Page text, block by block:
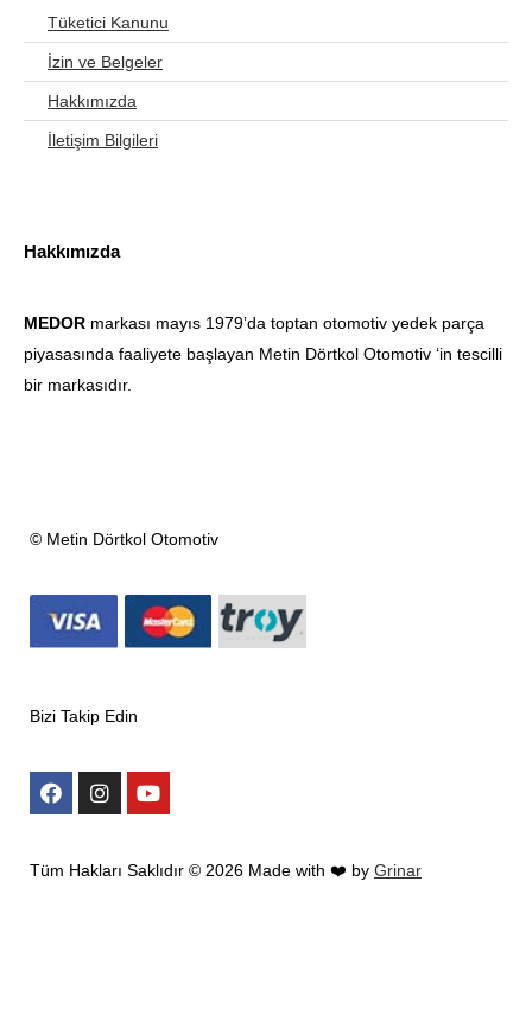
Tüketici Kanunu
İzin ve Belgeler
Hakkımızda
İletişim Bilgileri
Hakkımızda
MEDOR markası mayıs 1979’da toptan otomotiv yedek parça
piyasasında faaliyete başlayan Metin Dörtkol Otomotiv ‘in tescilli
bir markasıdır.
© Metin Dörtkol Otomotiv
Bizi Takip Edin
Tüm Hakları Saklıdır © 2026 Made with ❤️ by Grinar